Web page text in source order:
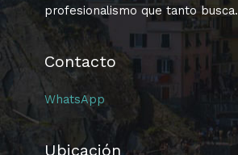
profesionalismo que tanto busca.
Contacto
WhatsApp
Ubicación